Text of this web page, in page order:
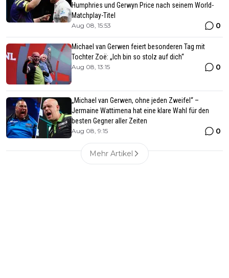
Humphries und Gerwyn Price nach seinem World-
Matchplay-Titel
Aug 08, 15:53 0
Michael van Gerwen feiert besonderen Tag mit
Tochter Zoë: „Ich bin so stolz auf dich“
Aug 08, 13:15 0
„Michael van Gerwen, ohne jeden Zweifel“ –
Jermaine Wattimena hat eine klare Wahl für den
besten Gegner aller Zeiten
Aug 08, 9:15 0
Mehr Artikel